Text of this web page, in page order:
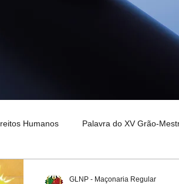
Humanos Palavra do XV Grão-
GLNP - Maçonaria Regular